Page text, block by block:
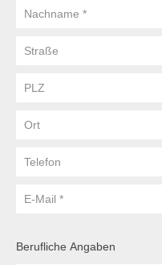
Nachname
Straße
PLZ
Ort
Telefon
E-
Berufliche Angaben